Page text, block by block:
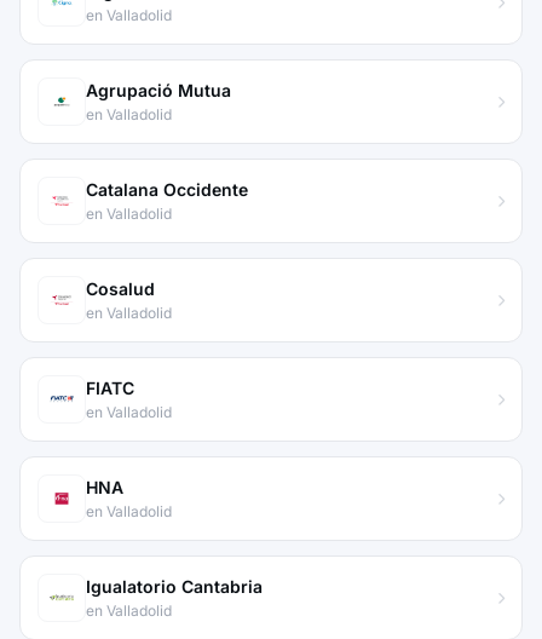
en Valladolid
Agrupació Mutua
en Valladolid
Catalana Occidente
en Valladolid
Cosalud
en Valladolid
FIATC
en Valladolid
HNA
en Valladolid
Igualatorio Cantabria
en Valladolid